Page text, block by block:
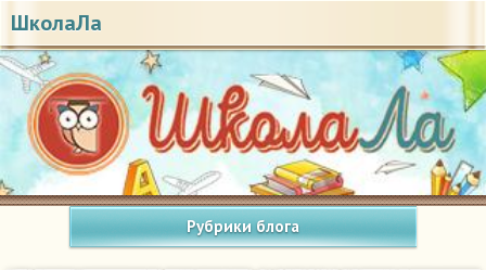
ШколаЛа
Рубрики блога